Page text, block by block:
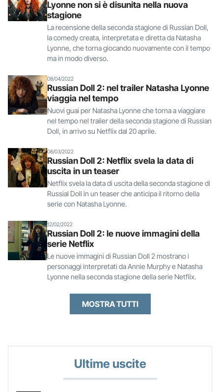
Lyonne non si è disunita nella nuova
stagione
La recensione della seconda stagione di Russian Doll,
la comedy creata, interpretata e diretta da Natasha
Lyonne, che torna giocando nuovamente con il tempo
ma in modo diverso.
08/04/2022
Russian Doll 2: nel trailer Natasha Lyonne
viaggia nel tempo
Nuovi guai per Natasha Lyonne che torna a viaggiare
nel tempo nel trailer della seconda stagione di Russian
Doll, in arrivo su Netflix dal 20 aprile.
08/03/2022
Russian Doll 2: Netflix svela la data di
uscita in un teaser
Netflix svela la data di uscita della seconda stagione di
Russial Doll in un teaser che anticipa il ritorno della
serie con Natasha Lyonne.
12/02/2022
Russian Doll 2: le nuove immagini della
serie Netflix
Le nuove immagini di Russian Doll 2 mostrano i
personaggi interpretati da Annie Murphy e Natasha
Lyonne nella seconda stagione della serie Netflix.
MOSTRA TUTTI
Ultime uscite